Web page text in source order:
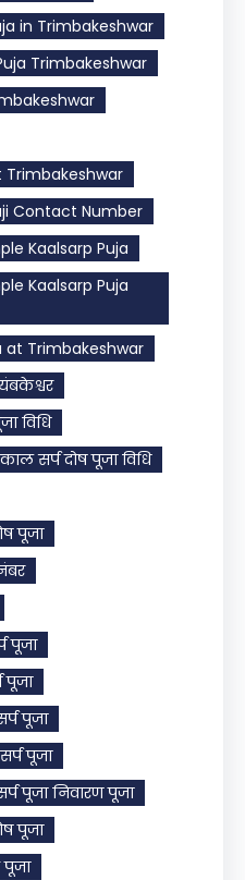
in Trimbakeshwar
Trimbakeshwar
Trimbakeshwar
Contact Number
Kaalsarp Puja
Kaalsarp Puja
at Trimbakeshwar
विधि
काल सर्प दोष पूजा विधि
पूजा
पूजा
पूजा
पूजा
पूजा
पूजा निवारण पूजा
पूजा
पूजा